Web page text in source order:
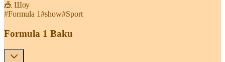
🎪 Шоу
#Formula 1#show#Sport
Formula 1 Baku